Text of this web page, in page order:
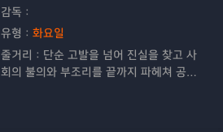
감독：
유형： 화요일
줄거리： 단순 고발을 넘어 진실을 찾고 사
회의 불의와 부조리를 끝까지 파헤쳐 공정